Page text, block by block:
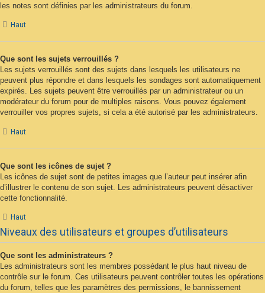
les notes sont définies par les administrateurs du forum.
Haut
Que sont les sujets verrouillés ?
Les sujets verrouillés sont des sujets dans lesquels les utilisateurs ne
peuvent plus répondre et dans lesquels les sondages sont automatiquement
expirés. Les sujets peuvent être verrouillés par un administrateur ou un
modérateur du forum pour de multiples raisons. Vous pouvez également
verrouiller vos propres sujets, si cela a été autorisé par les administrateurs.
Haut
Que sont les icônes de sujet ?
Les icônes de sujet sont de petites images que l’auteur peut insérer afin
d’illustrer le contenu de son sujet. Les administrateurs peuvent désactiver
cette fonctionnalité.
Haut
Niveaux des utilisateurs et groupes d’utilisateurs
Que sont les administrateurs ?
Les administrateurs sont les membres possédant le plus haut niveau de
contrôle sur le forum. Ces utilisateurs peuvent contrôler toutes les opérations
du forum, telles que les paramètres des permissions, le bannissement